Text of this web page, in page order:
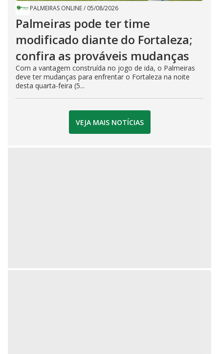
PALMEIRAS ONLINE/ 05/08/2026
Palmeiras pode ter time
modificado diante do Fortaleza;
confira as prováveis mudanças
Com a vantagem construída no jogo de ida, o Palmeiras
deve ter mudanças para enfrentar o Fortaleza na noite
desta quarta-feira (5...
VEJA MAIS NOTÍCIAS